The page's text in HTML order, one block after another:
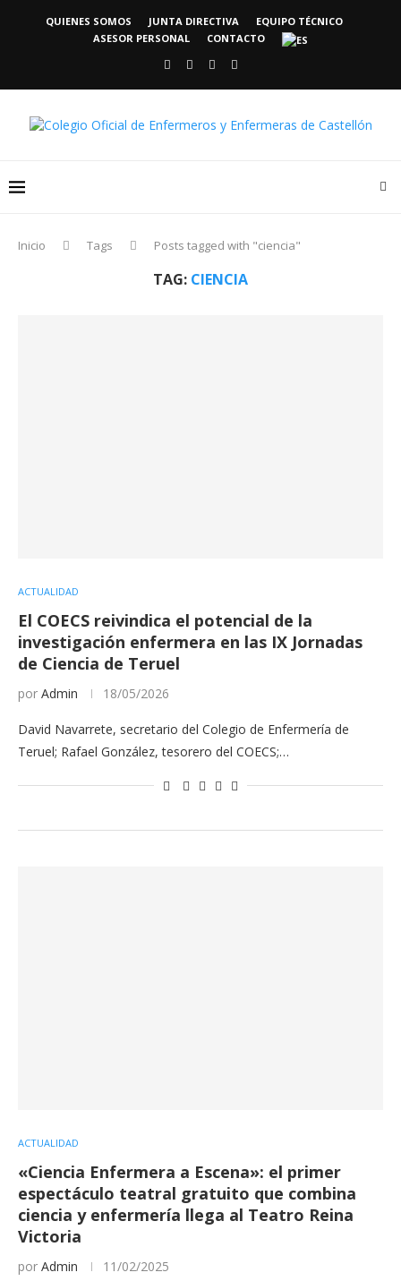
QUIENES SOMOS JUNTA DIRECTIVA
EQUIPO TÉCNICO
ASESOR PERSONAL
CONTACTO
Inicio Tags Posts tagged with "ciencia"
TAG: CIENCIA
ACTUALIDAD
El COECS reivindica el potencial de la
investigación enfermera en las IX Jornadas
de Ciencia de Teruel
por Admin 18/05/2026
David Navarrete, secretario del Colegio de Enfermería de
Teruel; Rafael González, tesorero del COECS;…
ACTUALIDAD
«Ciencia Enfermera a Escena»: el primer
espectáculo teatral gratuito que combina
ciencia y enfermería llega al Teatro Reina
Victoria
por Admin 11/02/2025